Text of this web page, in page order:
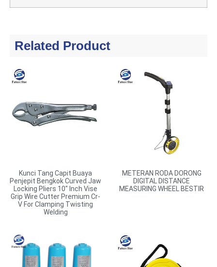
Related Product
Kunci Tang Capit Buaya
Penjepit Bengkok Curved Jaw
Locking Pliers 10″ Inch Vise
Grip Wire Cutter Premium Cr-
V For Clamping Twisting
Welding
METERAN RODA DORONG
DIGITAL DISTANCE
MEASURING WHEEL BESTIR